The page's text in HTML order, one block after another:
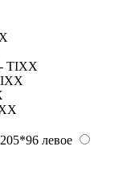
205*96 левое